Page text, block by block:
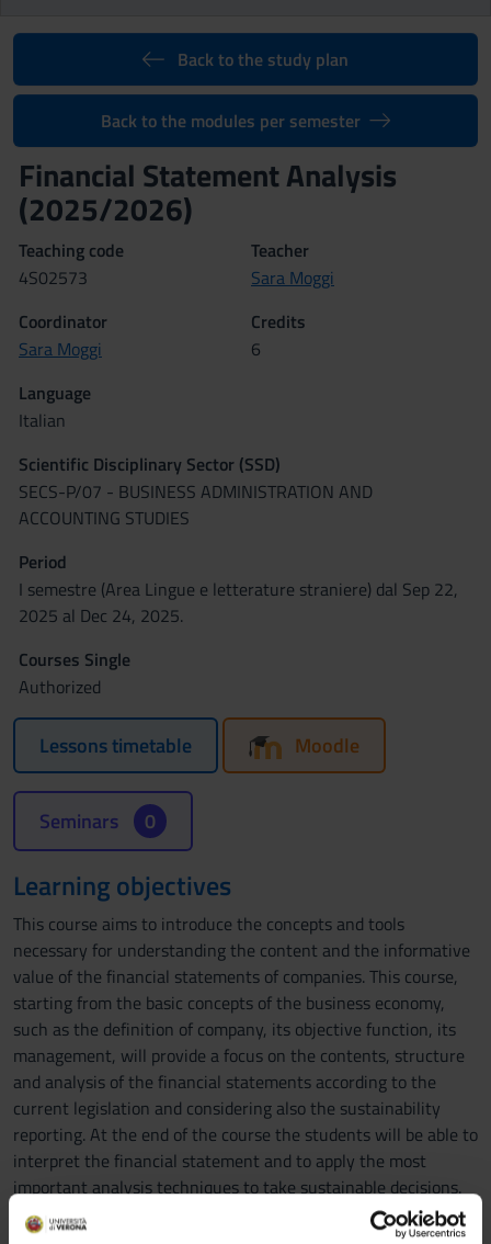
Back to the study plan
Back to the modules per semester
Financial Statement Analysis
(2025/2026)
Teaching code
4S02573
Teacher
Sara Moggi
Coordinator
Sara Moggi
Credits
6
Language
Italian
Scientific Disciplinary Sector (SSD)
SECS-P/07 - BUSINESS ADMINISTRATION AND
ACCOUNTING STUDIES
Period
I semestre (Area Lingue e letterature straniere) dal Sep 22,
2025 al Dec 24, 2025.
Courses Single
Authorized
Lessons timetable Moodle
Seminars 0
Learning objectives
This course aims to introduce the concepts and tools
necessary for understanding the content and the informative
value of the financial statements of companies. This course,
starting from the basic concepts of the business economy,
such as the definition of company, its objective function, its
management, will provide a focus on the contents, structure
and analysis of the financial statements according to the
current legislation and considering also the sustainability
reporting. At the end of the course the students will be able to
interpret the financial statement and to apply the most
important analysis techniques to take sustainable decisions.
Prerequisites and basic notions